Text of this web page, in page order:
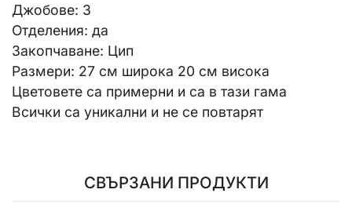
Джобове: 3
Отделения: да
Закопчаване: Цип
Размери: 27 см широка 20 см висока
Цветовете са примерни и са в тази гама
Всички са уникални и не се повтарят
СВЪРЗАНИ ПРОДУКТИ